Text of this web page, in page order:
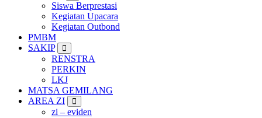
Siswa Berprestasi
Kegiatan Upacara
Kegiatan Outbond
PMBM
SAKIP
RENSTRA
PERKIN
LKJ
MATSA GEMILANG
AREA ZI
zi – eviden